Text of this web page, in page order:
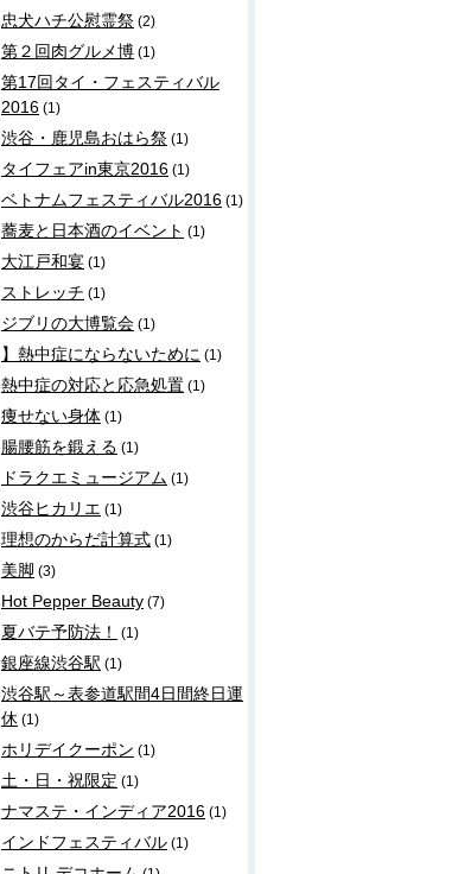
忠犬ハチ公慰霊祭 (2)
第２回肉グルメ博 (1)
第17回タイ・フェスティバル
2016 (1)
渋谷・鹿児島おはら祭 (1)
タイフェアin東京2016 (1)
ベトナムフェスティバル2016 (1)
蕎麦と日本酒のイベント (1)
大江戸和宴 (1)
ストレッチ (1)
ジブリの大博覧会 (1)
】熱中症にならないために (1)
熱中症の対応と応急処置 (1)
痩せない身体 (1)
腸腰筋を鍛える (1)
ドラクエミュージアム (1)
渋谷ヒカリエ (1)
理想のからだ計算式 (1)
美脚 (3)
Hot Pepper Beauty (7)
夏バテ予防法！ (1)
銀座線渋谷駅 (1)
渋谷駅～表参道駅間4日間終日運
休 (1)
ホリデイクーポン (1)
土・日・祝限定 (1)
ナマステ・インディア2016 (1)
インドフェスティバル (1)